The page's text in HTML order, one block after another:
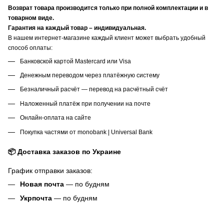
Возврат товара производится только при полной комплектации и в
товарном виде.
Гарантия на каждый товар – индивидуальная.
В нашем интернет-магазине каждый клиент может выбрать удобный
способ оплаты:
Банковской картой Mastercard или Visa
Денежным переводом через платёжную систему
Безналичный расчёт — перевод на расчётный счёт
Наложенный платёж при получении на почте
Онлайн-оплата на сайте
Покупка частями от monobank | Universal Bank
📦 Доставка заказов по Украине
График отправки заказов:
Новая почта — по будням
Укрпочта — по будням